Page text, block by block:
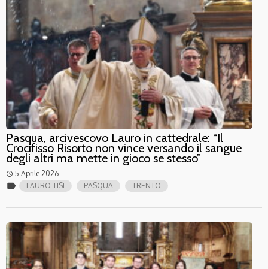
Pasqua, arcivescovo Lauro in cattedrale: “Il
Crocifisso Risorto non vince versando il sangue
degli altri ma mette in gioco se stesso”
access_time 5 Aprile 2026
label LAURO TISI PASQUA TRENTO